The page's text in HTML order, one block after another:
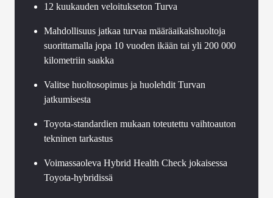
12 kuukauden veloitukseton Turva
Mahdollisuus jatkaa turvaa määräaikaishuoltoja
suorittamalla jopa 10 vuoden ikään tai yli 200 000
kilometriin saakka
Valitse huoltosopimus ja huolehdit Turvan
jatkumisesta
Toyota-standardien mukaan toteutettu vaihtoauton
tekninen tarkastus
Voimassaoleva Hybrid Health Check jokaisessa
Toyota-hybridissä